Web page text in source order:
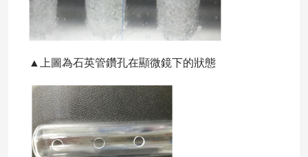
▲上圖為石英管鑽孔在顯微鏡下的狀態